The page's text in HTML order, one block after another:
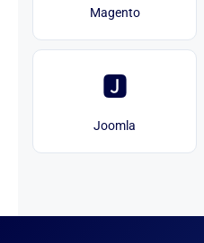
Magento
🅹
Joomla